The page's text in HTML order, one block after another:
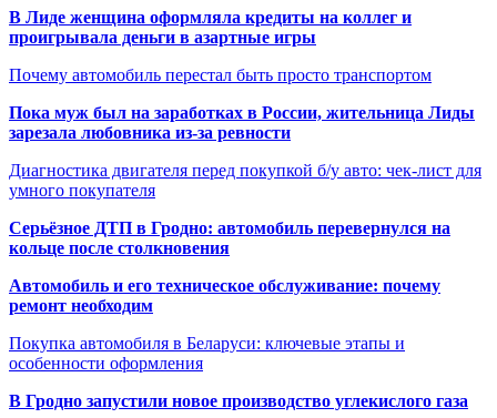
В Лиде женщина оформляла кредиты на коллег и
проигрывала деньги в азартные игры
Почему автомобиль перестал быть просто транспортом
Пока муж был на заработках в России, жительница Лиды
зарезала любовника из-за ревности
Диагностика двигателя перед покупкой б/у авто: чек-лист для
умного покупателя
Серьёзное ДТП в Гродно: автомобиль перевернулся на
кольце после столкновения
Автомобиль и его техническое обслуживание: почему
ремонт необходим
Покупка автомобиля в Беларуси: ключевые этапы и
особенности оформления
В Гродно запустили новое производство углекислого газа